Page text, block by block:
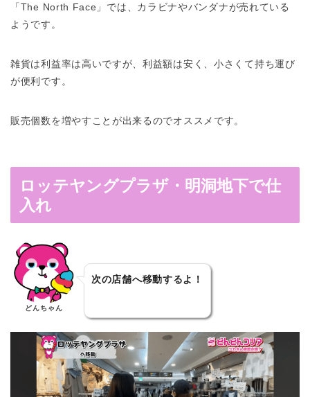
「The North Face」では、カラビナやバンダナが売れている
ようです。
雑貨は利益率は高いですが、利益額は安く、小さくて持ち運び
が便利です。
販売個数を増やすことが出来るのでオススメです。
ロッテヤングプラザ・明洞地下で仕
入れ
どんちゃん
次の店舗へ移動するよ！